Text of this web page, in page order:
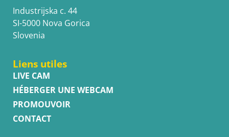
Industrijska c. 44
SI-5000 Nova Gorica
Slovenia
Liens utiles
LIVE CAM
HÉBERGER UNE WEBCAM
PROMOUVOIR
CONTACT